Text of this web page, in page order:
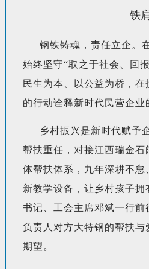
铁
钢铁铸魂，责任立企。
始终坚守“取之于社会、回
民生为本、以公益为桥，
的行动诠释新时代民营企
乡村振兴是新时代赋予
帮扶重任，对接江西瑞金
体帮扶体系，九年深耕不
新教学设备，让乡村孩子
书记、工会主席邓斌一行
负责人对方大特钢的帮扶
期望。